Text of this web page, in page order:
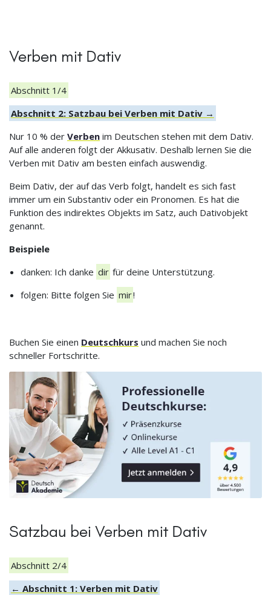
Verben mit Dativ
Abschnitt 1/4
Abschnitt 2: Satzbau bei Verben mit Dativ →
Nur 10 % der Verben im Deutschen stehen mit dem Dativ.
Auf alle anderen folgt der Akkusativ. Deshalb lernen Sie die
Verben mit Dativ am besten einfach auswendig.
Beim Dativ, der auf das Verb folgt, handelt es sich fast
immer um ein Substantiv oder ein Pronomen. Es hat die
Funktion des indirektes Objekts im Satz, auch Dativobjekt
genannt.
Beispiele
danken: Ich danke dir für deine Unterstützung.
folgen: Bitte folgen Sie mir!
Buchen Sie einen Deutschkurs und machen Sie noch
schneller Fortschritte.
Satzbau bei Verben mit Dativ
Abschnitt 2/4
← Abschnitt 1: Verben mit Dativ